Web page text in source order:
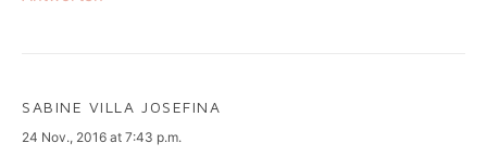
SABINE VILLA JOSEFINA
says:
24 Nov., 2016 at 7:43 p.m.